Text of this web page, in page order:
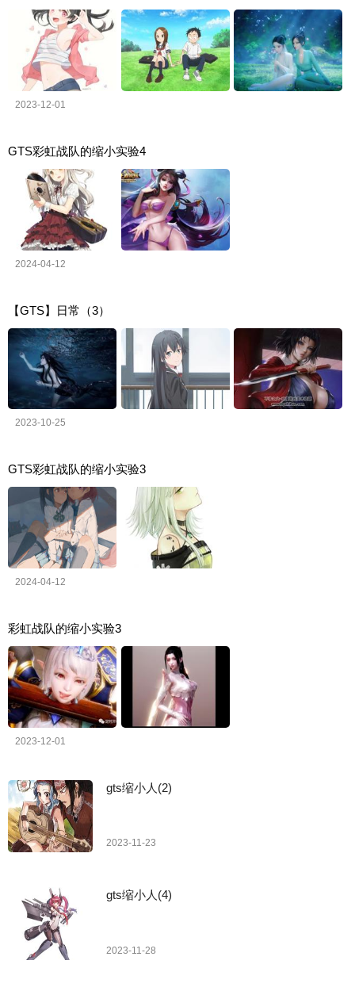
2023-12-01
GTS彩虹战队的缩小实验4
2024-04-12
【GTS】日常（3）
2023-10-25
GTS彩虹战队的缩小实验3
2024-04-12
彩虹战队的缩小实验3
2023-12-01
gts缩小人(2)
2023-11-23
gts缩小人(4)
2023-11-28